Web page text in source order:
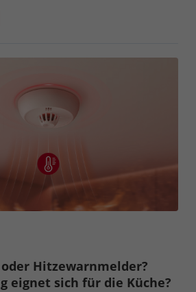
Hitzewarnmelder?
eignet sich für die Küche?